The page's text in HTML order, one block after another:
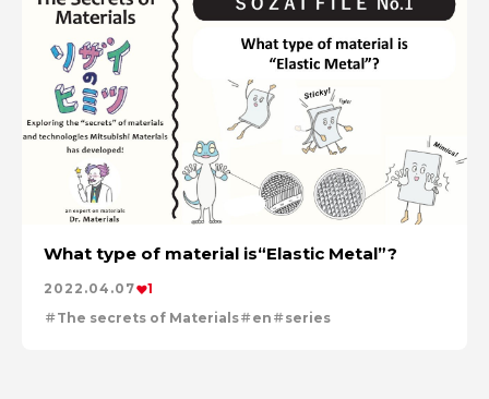
What type of material is“Elastic Metal”?
2022.04.07
1
The secrets of Materials
en series